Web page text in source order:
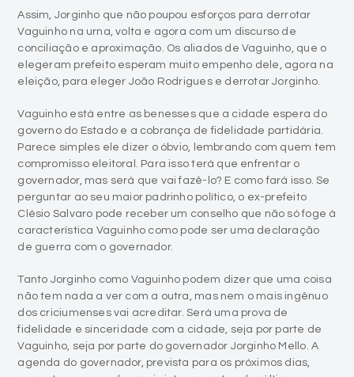
Assim, Jorginho que não poupou esforços para derrotar
Vaguinho na urna, volta e agora com um discurso de
conciliação e aproximação. Os aliados de Vaguinho, que o
elegeram prefeito esperam muito empenho dele, agora na
eleição, para eleger João Rodrigues e derrotar Jorginho.
Vaguinho está entre as benesses que a cidade espera do
governo do Estado e a cobrança de fidelidade partidária.
Parece simples ele dizer o óbvio, lembrando com quem tem
compromisso eleitoral. Para isso terá que enfrentar o
governador, mas será que vai fazê-lo? E como fará isso. Se
perguntar ao seu maior padrinho político, o ex-prefeito
Clésio Salvaro pode receber um conselho que não só foge à
característica Vaguinho como pode ser uma declaração
de guerra com o governador.
Tanto Jorginho como Vaguinho podem dizer que uma coisa
não tem nada a ver com a outra, mas nem o mais ingênuo
dos criciumenses vai acreditar. Será uma prova de
fidelidade e sinceridade com a cidade, seja por parte de
Vaguinho, seja por parte do governador Jorginho Mello. A
agenda do governador, prevista para os próximos dias,